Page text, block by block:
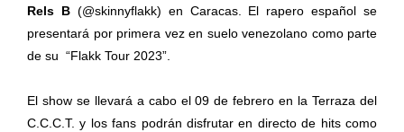
Rels B(@skinnyflakk) en Caracas. El rapero español se
presentará por primera vez en suelo venezolano como parte
de su “Flakk Tour 2023”.
El show se llevará a cabo el 09 de febrero en la Terraza del
C.C.C.T. y los fans podrán disfrutar en directo de hits como